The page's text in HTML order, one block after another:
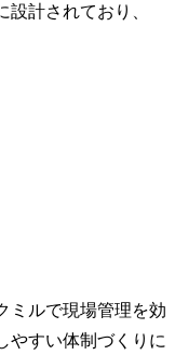
計されており、
ミルで現場管理を効
やすい体制づくりに